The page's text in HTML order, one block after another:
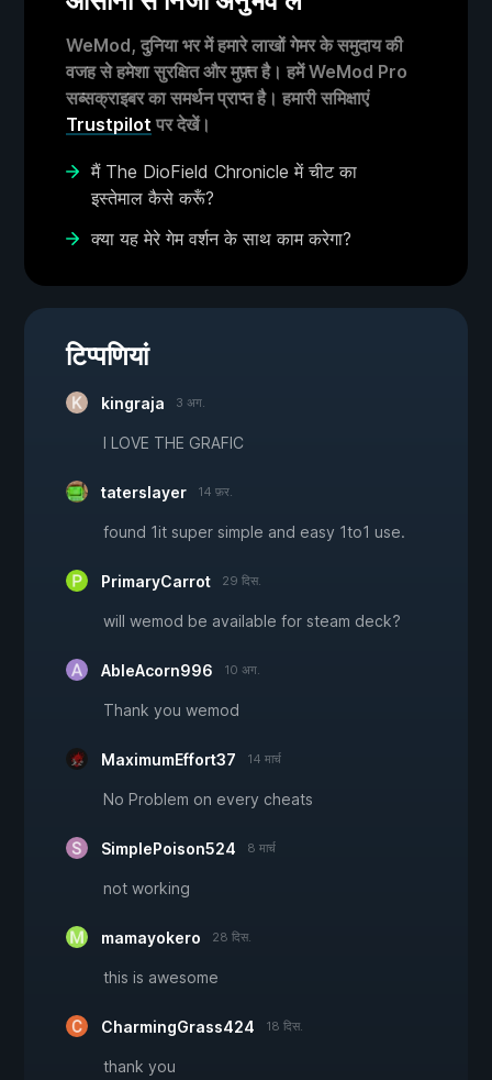
WeMod, दुनिया भर में हमारे लाखों गेमर के समुदाय की
वजह से हमेशा सुरक्षित और मुफ़्त है। हमें WeMod Pro
सब्सक्राइबर का समर्थन प्राप्त है। हमारी समिक्षाएं
Trustpilot पर देखें।
मैं The DioField Chronicle में चीट का
इस्तेमाल कैसे करूँ?
क्या यह मेरे गेम वर्शन के साथ काम करेगा?
टिप्पणियां
kingraja 3 अग.
I LOVE THE GRAFIC
taterslayer 14 फ़र.
found 1it super simple and easy 1to1 use.
PrimaryCarrot 29 दिस.
will wemod be available for steam deck?
AbleAcorn996 10 अग.
Thank you wemod
MaximumEffort37 14 मार्च
No Problem on every cheats
SimplePoison524 8 मार्च
not working
mamayokero 28 दिस.
this is awesome
CharmingGrass424 18 दिस.
thank you